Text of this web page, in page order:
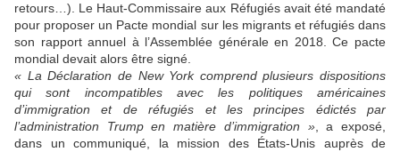
retours…). Le Haut-Commissaire aux Réfugiés avait été mandaté
pour proposer un Pacte mondial sur les migrants et réfugiés dans
son rapport annuel à l’Assemblée générale en 2018. Ce pacte
mondial devait alors être signé.
« La Déclaration de New York comprend plusieurs dispositions
qui sont incompatibles avec les politiques américaines
d’immigration et de réfugiés et les principes édictés par
l’administration Trump en matière d’immigration », a exposé,
dans un communiqué, la mission des États-Unis auprès de